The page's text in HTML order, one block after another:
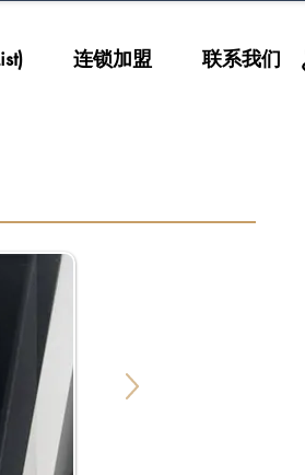
连锁加盟 联系我们